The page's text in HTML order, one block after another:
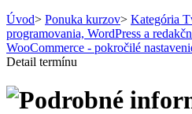
Úvod> Ponuka kurzov> Kategória
programovania, WordPress a
WooCommerce - pokročilé
Detail termínu